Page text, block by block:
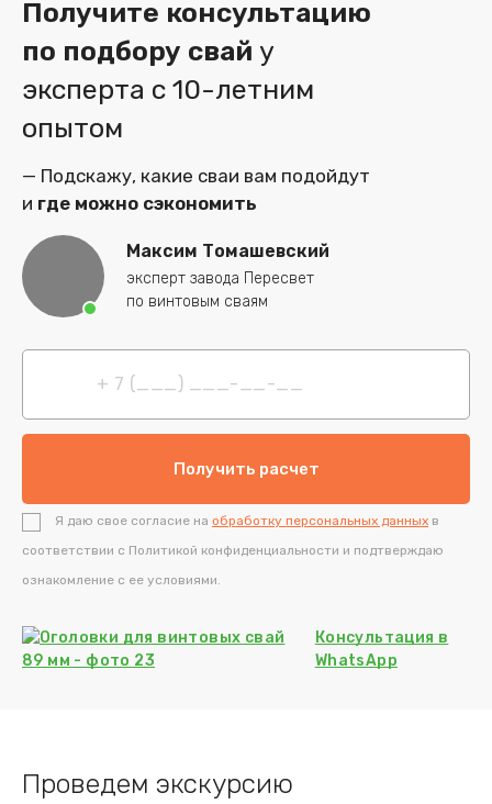
Материал: Учитывайте условия эксплуатации и
выбирайте материал с достаточной коррозионной
стойкостью.
Получите консультацию
по подбору свай у
эксперта с 10-летним
опытом
— Подскажу, какие сваи вам подойдут
и где можно сэкономить
Максим Томашевский
эксперт завода Пересвет
по винтовым сваям
Я даю свое согласие на обработку персональных данных в
соответствии с Политикой конфиденциальности и подтверждаю
ознакомление с ее условиями.
Консультация в
WhatsApp
Проведем экскурсию